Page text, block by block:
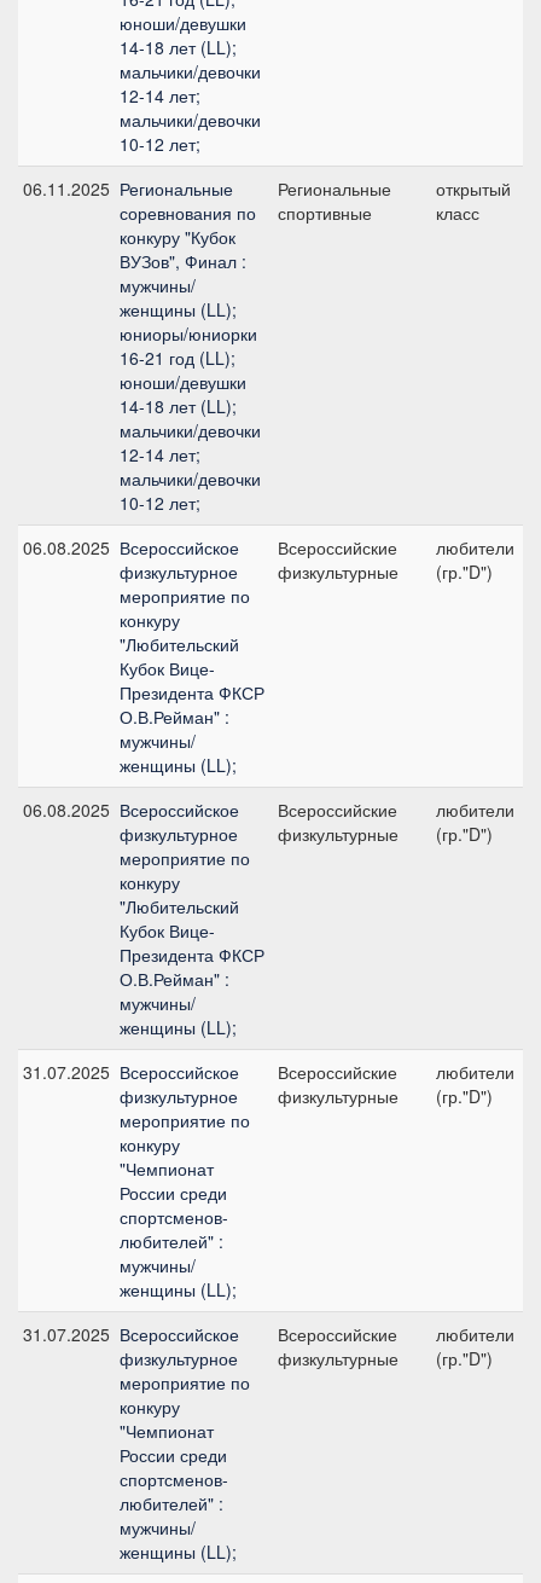
юноши/девушки
14-18 лет (LL);
мальчики/девочки
12-14 лет;
мальчики/девочки
10-12 лет;
06.11.2025 Региональные
соревнования по
конкуру "Кубок
ВУЗов", Финал :
мужчины/
женщины (LL);
юниоры/юниорки
16-21 год (LL);
юноши/девушки
14-18 лет (LL);
мальчики/девочки
12-14 лет;
мальчики/девочки
10-12 лет;
Региональные
спортивные
открытый
класс
06.08.2025 Всероссийское
физкультурное
мероприятие по
конкуру
"Любительский
Кубок Вице-
Президента ФКСР
О.В.Рейман" :
мужчины/
женщины (LL);
Всероссийские
физкультурные
любители
(гр."D")
06.08.2025 Всероссийское
физкультурное
мероприятие по
конкуру
"Любительский
Кубок Вице-
Президента ФКСР
О.В.Рейман" :
мужчины/
женщины (LL);
Всероссийские
физкультурные
любители
(гр."D")
31.07.2025 Всероссийское
физкультурное
мероприятие по
конкуру
"Чемпионат
России среди
спортсменов-
любителей" :
мужчины/
женщины (LL);
Всероссийские
физкультурные
любители
(гр."D")
31.07.2025 Всероссийское
физкультурное
мероприятие по
конкуру
"Чемпионат
России среди
спортсменов-
любителей" :
мужчины/
женщины (LL);
Всероссийские
физкультурные
любители
(гр."D")